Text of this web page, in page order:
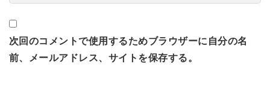
次回のコメントで使用するためブラウザーに自分の名
前、メールアドレス、サイトを保存する。